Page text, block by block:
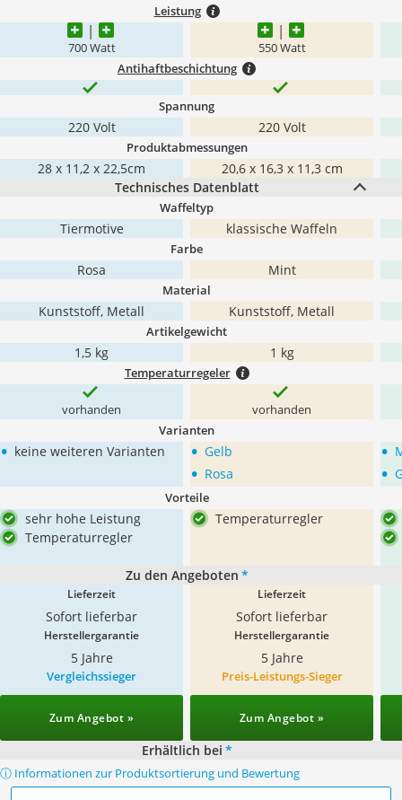
Leistung
700 Watt 550 Watt
Antihaftbeschichtung
Spannung
220 Volt ‎220 Volt
Produktabmessungen
28 x 11,2 x 22,5cm
20,6 x 16,3 x 11,3 cm
Technisches Datenblatt
Waffeltyp
Tiermotive klassische Waffeln
Farbe
Rosa Mint
Material
Kunststoff, Metall Kunststoff, Metall
Artikelgewicht
1,5 kg 1 kg
Temperaturregeler
vorhanden vorhanden
Varianten
• keine weiteren Varianten • Gelb
• Rosa
•
•
Vorteile
sehr hohe Leistung
Temperaturregler
Temperaturregler
Zu den Angeboten *
Lieferzeit
Sofort lieferbar
Lieferzeit
Sofort lieferbar
Herstellergarantie
5 Jahre
Herstellergarantie
5 Jahre
Vergleichssieger
Zum Angebot »
Preis-Leistungs-Sieger
Zum Angebot »
Erhältlich bei *
ⓘ Informationen zur Produktsortierung und Bewertung